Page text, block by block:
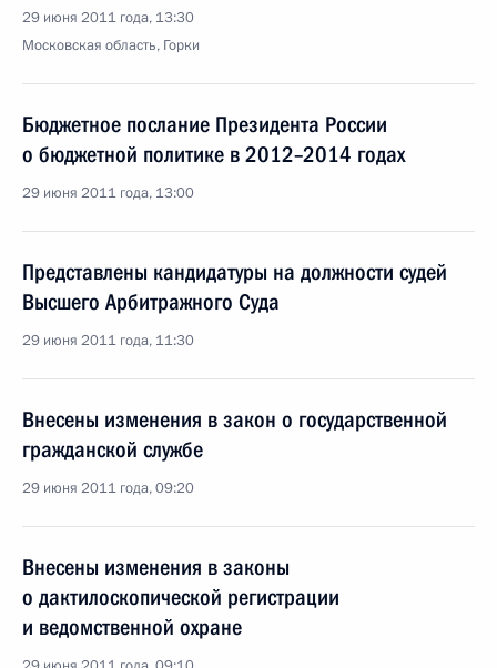
29 июня 2011 года, 13:30
Московская область, Горки
Бюджетное послание Президента России
о бюджетной политике в 2012–2014 годах
29 июня 2011 года, 13:00
Представлены кандидатуры на должности судей
Высшего Арбитражного Суда
29 июня 2011 года, 11:30
Внесены изменения в закон о государственной
гражданской службе
29 июня 2011 года, 09:20
Внесены изменения в законы
о дактилоскопической регистрации
и ведомственной охране